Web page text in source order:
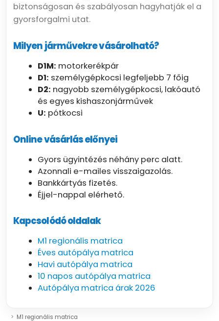
biztonságosan és szabályosan hagyhatják el a
gyorsforgalmi utat.
Milyen járművekre vásárolható?
D1M: motorkerékpár
D1: személygépkocsi legfeljebb 7 főig
D2: nagyobb személygépkocsi, lakóautó
és egyes kishaszonjárművek
U: pótkocsi
Online vásárlás előnyei
Gyors ügyintézés néhány perc alatt.
Azonnali e-mailes visszaigazolás.
Bankkártyás fizetés.
Éjjel-nappal elérhető.
Kapcsolódó oldalak
M1 regionális matrica
Éves autópálya matrica
Havi autópálya matrica
10 napos autópálya matrica
Autópálya matrica árak 2026
M1 regionális matrica